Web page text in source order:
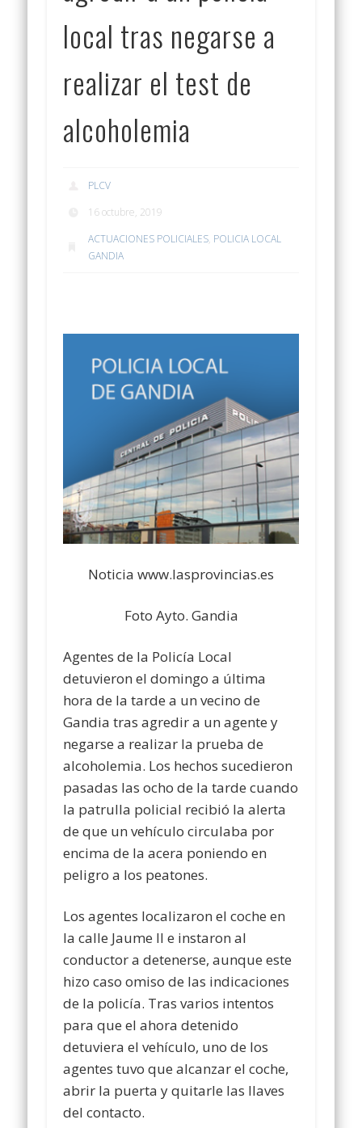
local tras negarse a
realizar el test de
alcoholemia
PLCV
16 octubre, 2019
ACTUACIONES POLICIALES, POLICIA LOCAL
GANDIA
Noticia www.lasprovincias.es
Foto Ayto. Gandia
Agentes de la Policía Local
detuvieron el domingo a última
hora de la tarde a un vecino de
Gandia tras agredir a un agente y
negarse a realizar la prueba de
alcoholemia. Los hechos sucedieron
pasadas las ocho de la tarde cuando
la patrulla policial recibió la alerta
de que un vehículo circulaba por
encima de la acera poniendo en
peligro a los peatones.
Los agentes localizaron el coche en
la calle Jaume II e instaron al
conductor a detenerse, aunque este
hizo caso omiso de las indicaciones
de la policía. Tras varios intentos
para que el ahora detenido
detuviera el vehículo, uno de los
agentes tuvo que alcanzar el coche,
abrir la puerta y quitarle las llaves
del contacto.